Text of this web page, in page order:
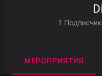
1
МЕРОПРИЯТИЯ